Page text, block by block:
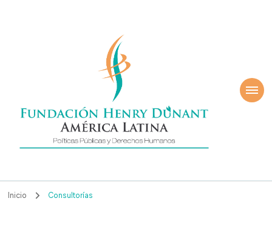
Henry
América Latina
Inicio Consultorías